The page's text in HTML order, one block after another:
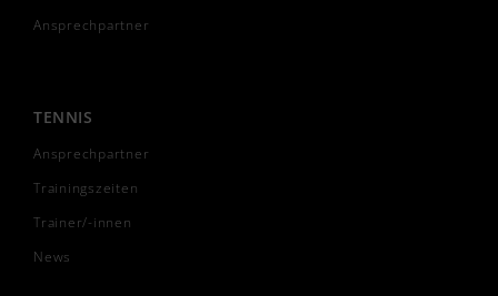
Ansprechpartner
TENNIS
Ansprechpartner
Trainingszeiten
Trainer/-innen
News